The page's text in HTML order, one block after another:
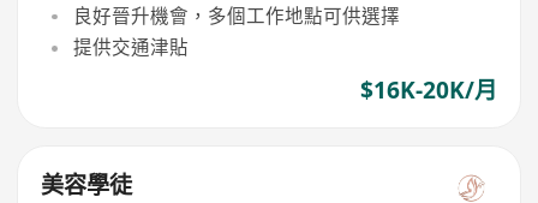
良好晉升機會，多個工作地點可供選擇
提供交通津貼
$16K-20K/月
美容學徒